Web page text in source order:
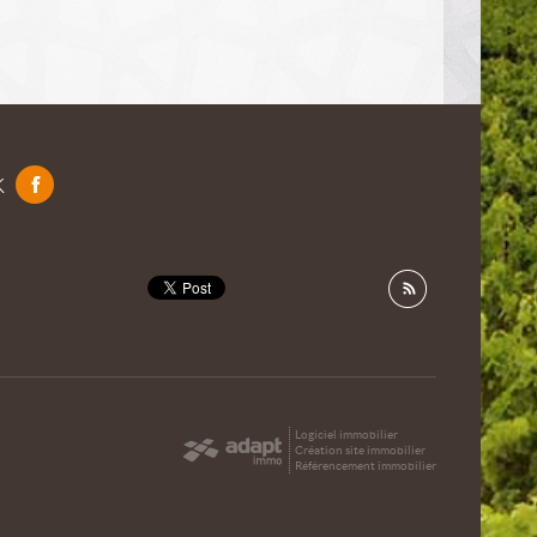
Logiciel immobilier
Création site immobilier
Référencement immobilier